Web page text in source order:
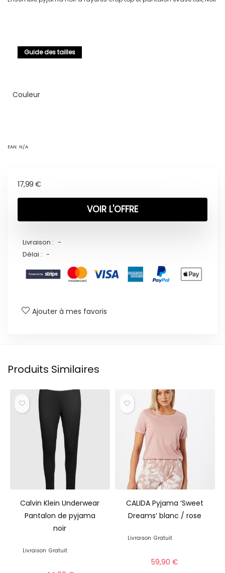
Guide des tailles
Couleur
EAN: N/A
17,99 €
VOIR L'OFFRE
Livraison : -
Délai : -
Ajouter à mes favoris
Produits Similaires
Calvin Klein Underwear
Pantalon de pyjama
noir
Livraison Gratuit
CALIDA Pyjama ‘Sweet
Dreams’ blanc / rose
Livraison Gratuit
59,90€